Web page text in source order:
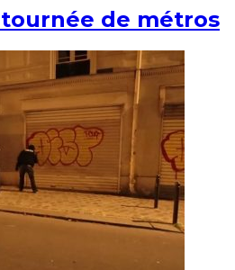
tournée de métros